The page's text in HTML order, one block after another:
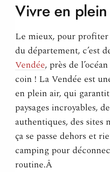
Vivre en plein
Le mieux, pour profiter
du département, c’est
Vendée, près de
coin ! La Vendée est
en plein air, qui
paysages incroyables,
authentiques, des sites
ça se passe dehors et
camping pour
routine.Â